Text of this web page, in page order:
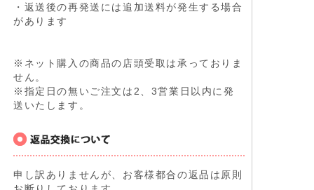
・返送後の再発送には追加送料が発生する場合
があります
※ネット購入の商品の店頭受取は承っておりま
せん。
※指定日の無いご注文は2、3営業日以内に発
送いたします。
申し訳ありませんが、お客様都合の返品は原則